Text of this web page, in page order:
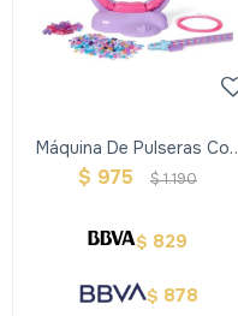
Máquina De Pulseras Con
Lápiz Y Cuentas
$ 975 $1.190
$ 829
$ 878